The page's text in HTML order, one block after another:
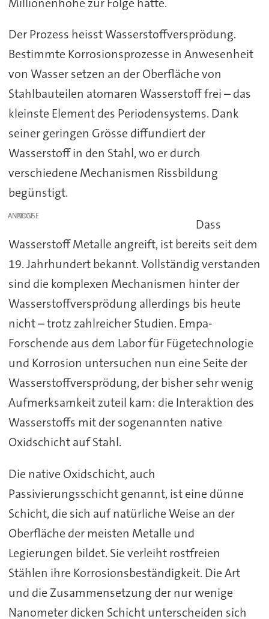
Der Prozess heisst Wasserstoffversprödung.
Bestimmte Korrosionsprozesse in Anwesenheit
von Wasser setzen an der Oberfläche von
Stahlbauteilen atomaren Wasserstoff frei – das
kleinste Element des Periodensystems. Dank
seiner geringen Grösse diffundiert der
Wasserstoff in den Stahl, wo er durch
verschiedene Mechanismen Rissbildung
begünstigt.
ANZEIGE
Dass
Wasserstoff Metalle angreift, ist bereits seit dem
19. Jahrhundert bekannt. Vollständig verstanden
sind die komplexen Mechanismen hinter der
Wasserstoffversprödung allerdings bis heute
nicht – trotz zahlreicher Studien. Empa-
Forschende aus dem Labor für Fügetechnologie
und Korrosion untersuchen nun eine Seite der
Wasserstoffversprödung, der bisher sehr wenig
Aufmerksamkeit zuteil kam: die Interaktion des
Wasserstoffs mit der sogenannten native
Oxidschicht auf Stahl.
Die native Oxidschicht, auch
Passivierungsschicht genannt, ist eine dünne
Schicht, die sich auf natürliche Weise an der
Oberfläche der meisten Metalle und
Legierungen bildet. Sie verleiht rostfreien
Stählen ihre Korrosionsbeständigkeit. Die Art
und die Zusammensetzung der nur wenige
Nanometer dicken Schicht unterscheiden sich